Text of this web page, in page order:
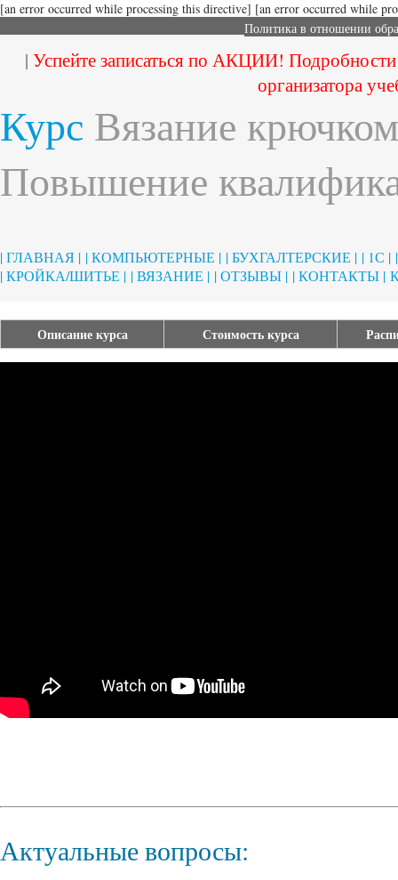
[an error occurred while processing this directive] [an error occurred while
Политика в отношении
| Успейте записаться по АКЦИИ!
организатора
Курс Вязание
Повышение
| ГЛАВНАЯ | | КОМПЬЮТЕРНЫЕ | | БУХГАЛТЕРСКИЕ | | 1С |
| КРОЙКА/ШИТЬЕ | | ВЯЗАНИЕ | | ОТЗЫВЫ | | КОНТАКТЫ |
Описание курса Стоимость курса
Актуальные вопросы: